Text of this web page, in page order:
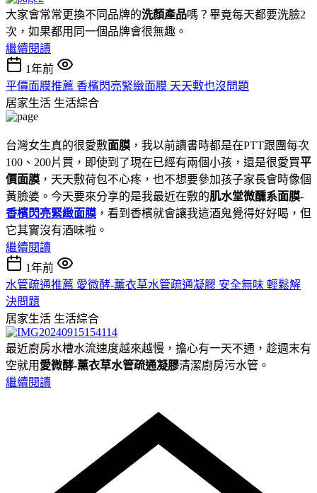
大家會常常更換不同品牌的洗顏產品嗎？畢竟每天都要洗臉2
次，如果都用同一個品牌會很無趣。
繼續閱讀
1年前
平價面膜推薦 香檳閃亮緊緻面膜 天天敷也沒問題
居家生活 生活綜合
台灣女生真的很愛敷面膜 ，我以前讀書時都是在PTT跟團每次
100、200片買，即使到了現在已經有兩個小孩，還是很愛買平
價面膜 ，天天敷荷包不心疼，也不想要參加孩子家長會時像個
黃臉婆。今天要來分享的是我最近在敷的肌水堂微醺系面膜-
香檳閃亮緊緻面膜 ，看到香檳就會讓我這酒鬼覺得好好喝，但
它其實沒有酒味啦。
繼續閱讀
1年前
水管疏通推薦 愛微酵-薰衣草水管疏通凝膠 安全無味 輕鬆解
決問題
居家生活 生活綜合
最近廚房水槽水流速度越來越慢，擔心有一天不通，趁週末有
空就用 愛微酵-薰衣草水管疏通凝膠清潔廚房污水管。
繼續閱讀